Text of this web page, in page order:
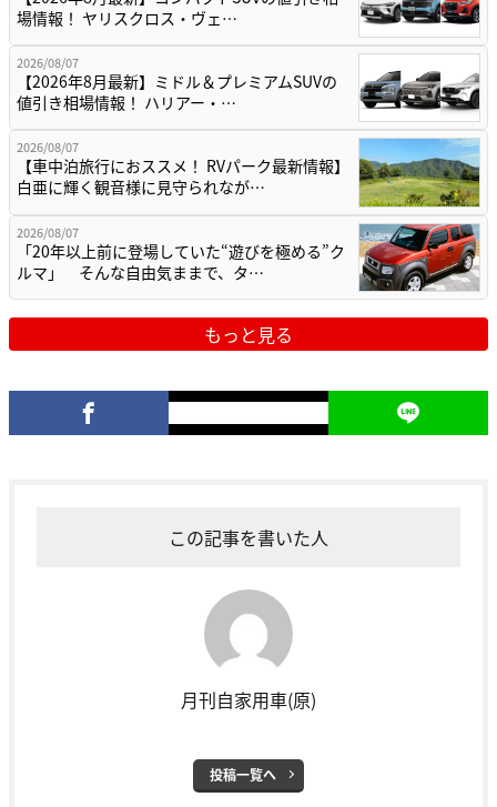
場情報！ ヤリスクロス・ヴェ…
2026/08/07
【2026年8月最新】ミドル＆プレミアムSUVの
値引き相場情報！ ハリアー・…
2026/08/07
【車中泊旅行におススメ！ RVパーク最新情報】
白亜に輝く観音様に見守られなが…
2026/08/07
「20年以上前に登場していた“遊びを極める”ク
ルマ」 そんな自由気ままで、タ…
もっと見る
この記事を書いた人
月刊自家用車(原)
投稿一覧へ